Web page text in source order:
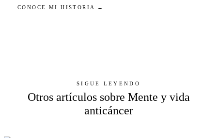
CONOCE MI HISTORIA →
SIGUE LEYENDO
Otros artículos sobre Mente y vida
anticáncer